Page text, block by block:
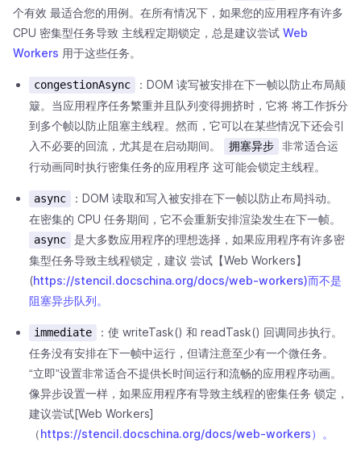
个有效 最适合您的用例。在所有情况下，如果您的应用程序有许多
CPU 密集型任务导致 主线程定期锁定，总是建议尝试 Web
Workers 用于这些任务。
congestionAsync
：DOM 读写被安排在下一帧以防止布局颠
簸。当应用程序任务繁重并且队列变得拥挤时，它将 将工作拆分
到多个帧以防止阻塞主线程。然而，它可以在某些情况下还会引
入不必要的回流，尤其是在启动期间。
拥塞异步
非常适合运
行动画同时执行密集任务的应用程序 这可能会锁定主线程。
async
：DOM 读取和写入被安排在下一帧以防止布局抖动。
在密集的 CPU 任务期间，它不会重新安排渲染发生在下一帧。
async
是大多数应用程序的理想选择，如果应用程序有许多密
集型任务导致主线程锁定，建议 尝试【Web Workers】
(https://stencil.docschina.org/docs/web-workers)而不是
阻塞异步队列。
immediate
：使 writeTask() 和 readTask() 回调同步执行。
任务没有安排在下一帧中运行，但请注意至少有一个微任务。
“立即”设置非常适合不提供长时间运行和流畅的应用程序动画。
像异步设置一样，如果应用程序有导致主线程的密集任务 锁定，
建议尝试[Web Workers]
（https://stencil.docschina.org/docs/web-workers）。